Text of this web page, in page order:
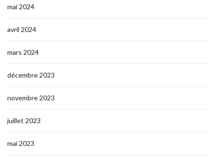
mai 2024
avril 2024
mars 2024
décembre 2023
novembre 2023
juillet 2023
mai 2023